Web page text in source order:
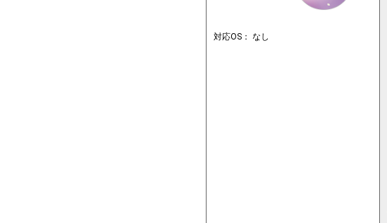
対応OS： なし